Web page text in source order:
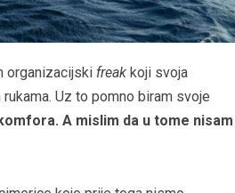
organizacijski freak koji svoja
Uz to pomno biram svoje
A mislim da u tome nisam